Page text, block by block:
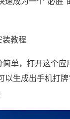
教程
单，打开这个
生成出手机打